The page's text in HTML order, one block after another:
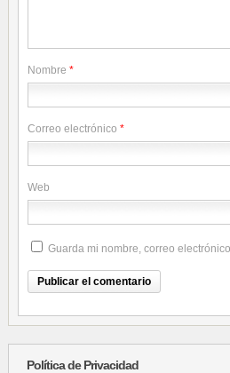
Nombre *
Correo electrónico *
Web
Guarda mi nombre, correo
Política de Privacidad